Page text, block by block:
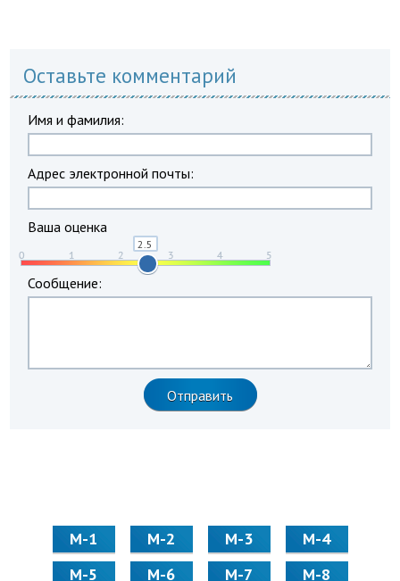
Оставьте комментарий
Имя и фамилия:
Адрес электронной почты:
Ваша оценка
Сообщение:
М-1 М-2 М-3
М-4
М-5
М-6 М-7
М-8